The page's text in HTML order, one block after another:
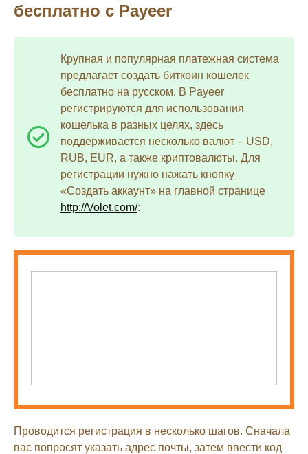
бесплатно с Payeer
Крупная и популярная платежная система
предлагает создать биткоин кошелек
бесплатно на русском. В Payeer
регистрируются для использования
кошелька в разных целях, здесь
поддерживается несколько валют – USD,
RUB, EUR, а также криптовалюты. Для
регистрации нужно нажать кнопку
«Создать аккаунт» на главной странице
http://Volet.com/:
Проводится регистрация в несколько шагов. Сначала
вас попросят указать адрес почты, затем ввести код